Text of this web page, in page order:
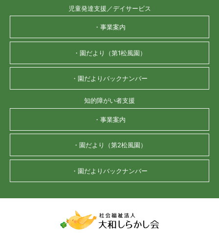
児童発達支援／デイサービス
・事業案内
・園だより（第1松風園）
・園だよりバックナンバー
知的障がい者支援
・事業案内
・園だより（第2松風園）
・園だよりバックナンバー